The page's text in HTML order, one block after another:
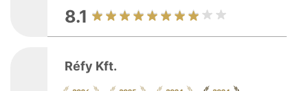
8.1
Réfy Kft.